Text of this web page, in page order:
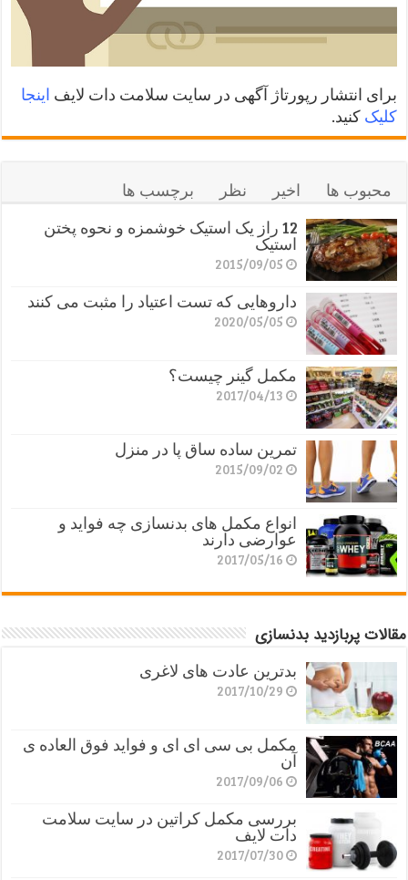
برای انتشار رپورتاژ آگهی در سایت سلامت دات لایف اینجا
کلیک کنید.
محبوب ها اخیر نظر
برچسب ها
12 راز یک استیک خوشمزه و نحوه پختن
استیک
2015/09/05
داروهایی که تست اعتیاد را مثبت می کنند
2020/05/05
مکمل گینر چیست؟
2017/04/13
تمرین ساده ساق پا در منزل
2015/09/02
انواع مکمل های بدنسازی چه فواید و
عوارضی دارند
2017/05/16
مقالات پربازدید بدنسازی
بدترین عادت های لاغری
2017/10/29
مکمل بی سی ای ای و فواید فوق العاده ی
آن
2017/09/06
بررسی مکمل کراتین در سایت سلامت
دات لایف
2017/07/30